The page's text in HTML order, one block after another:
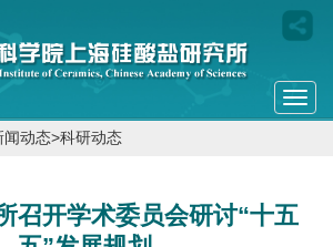
闻动态>科研动态
召开学术委员会研讨“十五